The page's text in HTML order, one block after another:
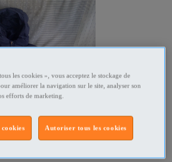
les cookies », vous acceptez le stockage de
améliorer la navigation sur le site, analyser son
efforts de marketing.
Autoriser tous les cookies